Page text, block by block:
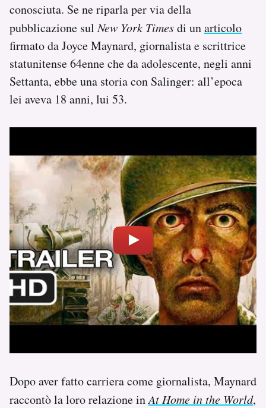
Regala il Post
Hai bisogno di aiuto?
Esci
conosciuta. Se ne riparla per via della
pubblicazione sulNew York Timesdi unarticolo
firmato da Joyce Maynard, giornalista e scrittrice
statunitense 64enne che da adolescente, negli anni
Settanta, ebbe una storia con Salinger: all’epoca
lei aveva 18 anni, lui 53.
Dopo aver fatto carriera come giornalista, Maynard
raccontò la loro relazione inAt Home in the World,